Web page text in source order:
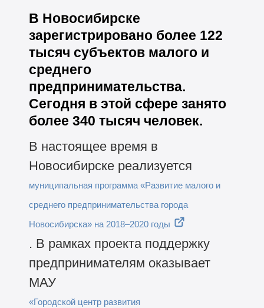
В Новосибирске
зарегистрировано более 122
тысяч субъектов малого и
среднего
предпринимательства.
Сегодня в этой сфере занято
более 340 тысяч человек.
В настоящее время в
Новосибирске реализуется
муниципальная программа «Развитие малого и
среднего предпринимательства города
Новосибирска» на 2018–2020 годы
. В рамках проекта поддержку
предпринимателям оказывает
МАУ
«Городской центр развития